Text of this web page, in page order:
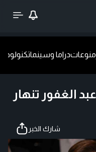
منوعاتدراما وسينماتكنولوجيا
الغفور تنهار
شارك الخبر